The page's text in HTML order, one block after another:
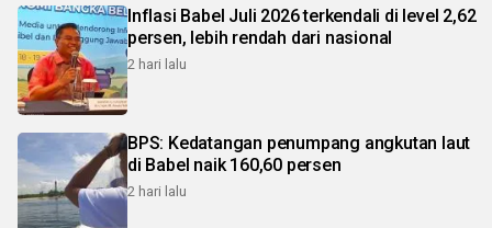
Inflasi Babel Juli 2026 terkendali di level 2,62
persen, lebih rendah dari nasional
2 hari lalu
BPS: Kedatangan penumpang angkutan laut
di Babel naik 160,60 persen
2 hari lalu